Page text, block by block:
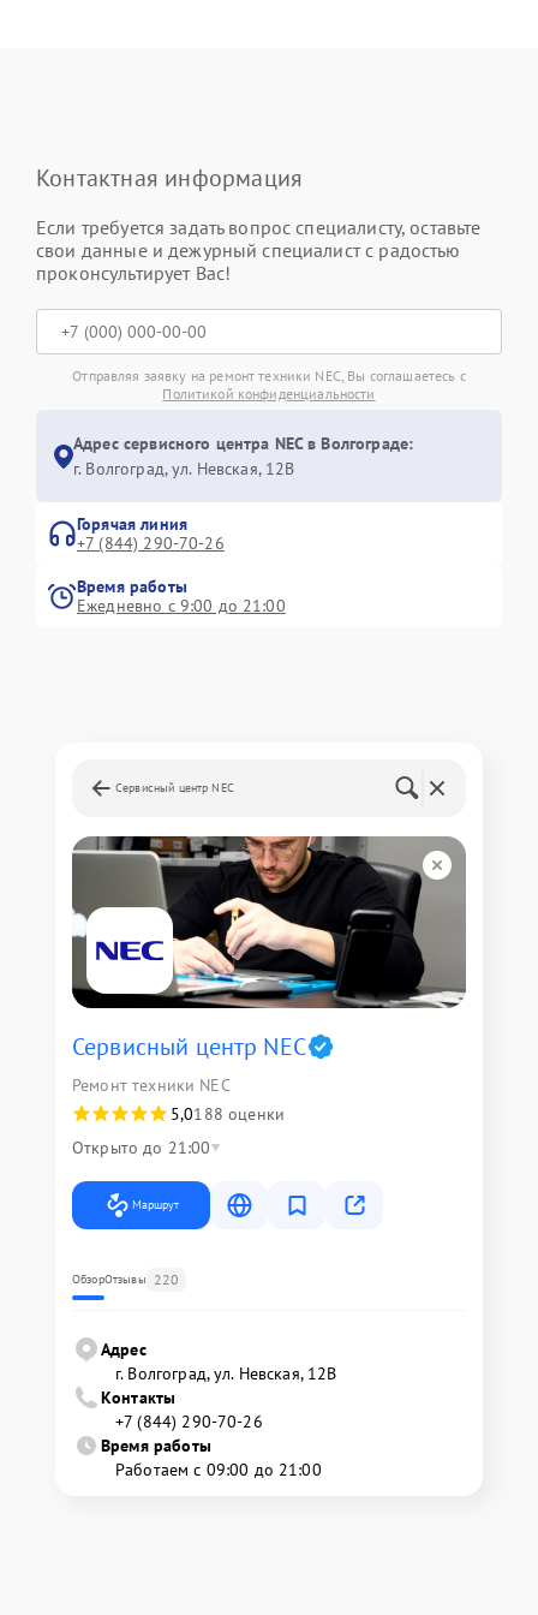
Контактная информация
Если требуется задать вопрос специалисту, оставьте
свои данные и дежурный специалист с радостью
проконсультирует Вас!
Отправляя заявку на ремонт техники NEC, Вы соглашаетесь с
Политикой конфиденциальности
Адрес сервисного центра NEC в Волгограде:
г. Волгоград, ул. Невская, 12В
Горячая линия
+7 (844) 290-70-26
Время работы
Ежедневно с 9:00 до 21:00
Сервисный центр NEC
Сервисный центр NEC
Ремонт техники NEC
5,0188 оценки
Открыто до 21:00
Маршрут
ОбзорОтзывы 220
Адрес
г. Волгоград, ул. Невская, 12В
Контакты
+7 (844) 290-70-26
Время работы
Работаем с 09:00 до 21:00